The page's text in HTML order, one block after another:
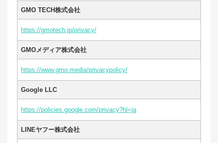
GMO TECH株式会社
https://gmotech.jp/privacy/
GMOメディア株式会社
https://www.gmo.media/privacypolicy/
Google LLC
https://policies.google.com/privacy?hl=ja
LINEヤフー株式会社